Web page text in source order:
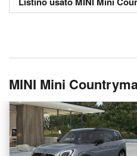
MINI Mini